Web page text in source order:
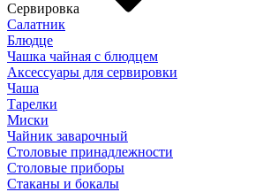
Сервировка
Салатник
Блюдце
Чашка чайная с блюдцем
Аксессуары для сервировки
Чаша
Тарелки
Миски
Чайник заварочный
Столовые принадлежности
Столовые приборы
Стаканы и бокалы